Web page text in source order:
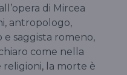
di Mircea
antropologo,
saggista romeno,
come nella
la morte è